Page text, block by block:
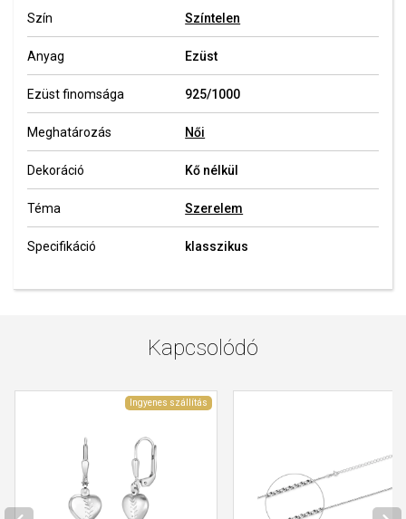
Szín Színtelen
Anyag Ezüst
Ezüst finomsága 925/1000
Meghatározás Női
Dekoráció Kő nélkül
Téma Szerelem
Specifikáció klasszikus
Kapcsolódó
Ingyenes szállítás